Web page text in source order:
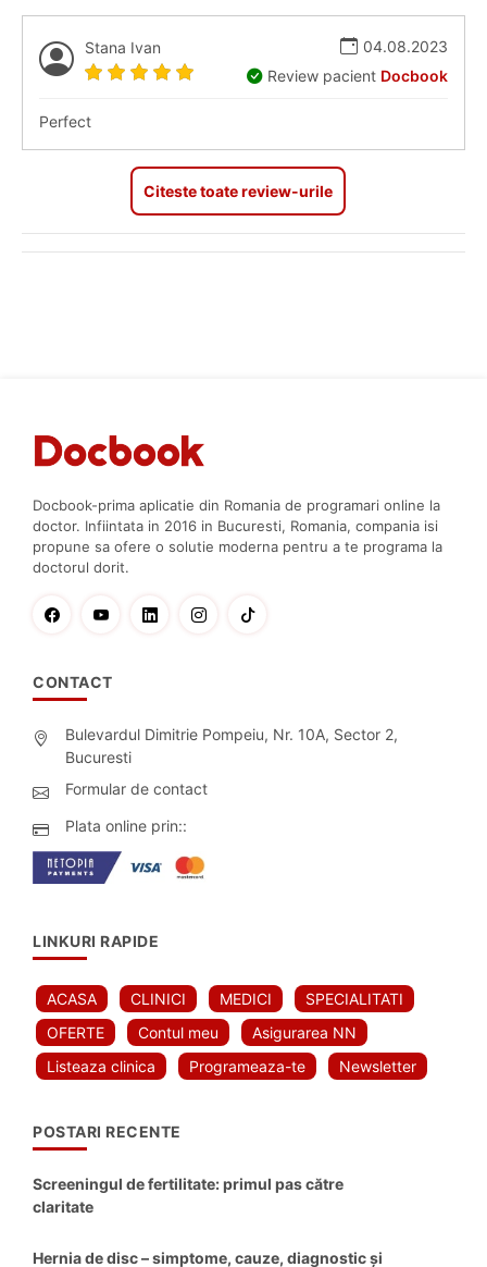
Stana Ivan
04.08.2023
Review pacient Docbook
Perfect
Citeste toate review-urile
Docbook-prima aplicatie din Romania de programari online la
doctor. Infiintata in 2016 in Bucuresti, Romania, compania isi
propune sa ofere o solutie moderna pentru a te programa la
doctorul dorit.
CONTACT
Bulevardul Dimitrie Pompeiu, Nr. 10A, Sector 2,
Bucuresti
Formular de contact
Plata online prin::
LINKURI RAPIDE
ACASA CLINICI MEDICI
SPECIALITATI
OFERTE
Contul meu
Asigurarea NN
Listeaza clinica
Programeaza-te Newsletter
POSTARI RECENTE
Screeningul de fertilitate: primul pas către
claritate
Hernia de disc – simptome, cauze, diagnostic și